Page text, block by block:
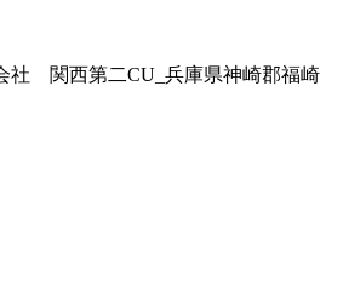
社 関西第二CU_兵庫県神崎郡福崎